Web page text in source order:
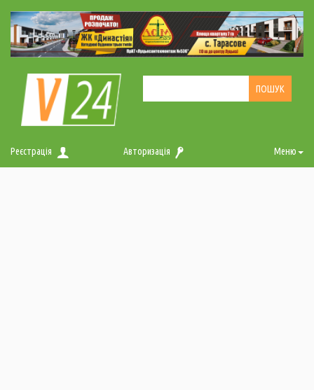
Реєстрація Авторизація Меню